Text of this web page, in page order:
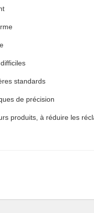
standards
de précision
produits, à réduire les